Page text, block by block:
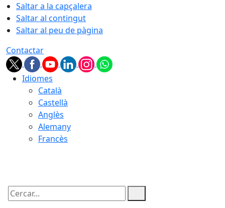
Saltar a la capçalera
Saltar al contingut
Saltar al peu de pàgina
Contactar
Idiomes
Català
Castellà
Anglès
Alemany
Francès
Cercar: